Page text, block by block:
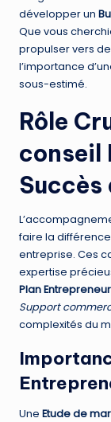
développer un
Que vous
propulser vers
l’importance
sous-estimé.
Rôle
conseil
faire la
entreprise. Ces
expertise
Plan
Support
complexités du
Une Etude de